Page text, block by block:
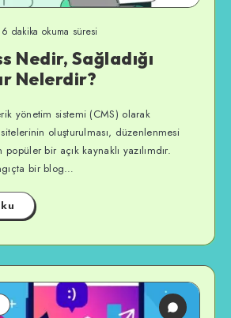
6 dakika okuma süresi
Nedir, Sağladığı
Nelerdir?
yönetim sistemi (CMS) olarak
oluşturulması, düzenlenmesi
bir açık kaynaklı yazılımdır.
bir blog…